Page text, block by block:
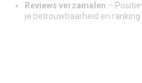
Reviews verzamelen –
je betrouwbaarheid en ranking.